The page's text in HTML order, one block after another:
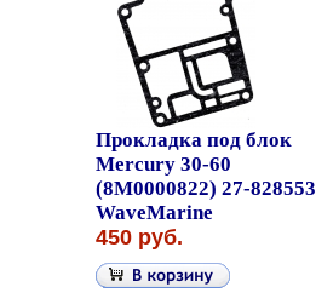
Прокладка под блок
Mercury 30-60
(8M0000822) 27-828553
WaveMarine
450 руб.